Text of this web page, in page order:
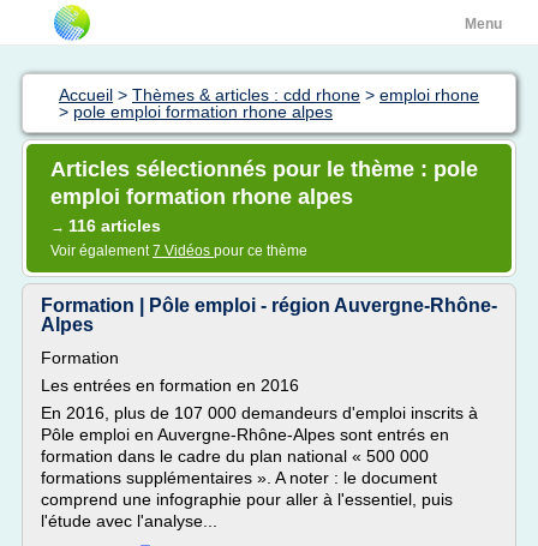
Menu
Accueil > Thèmes & articles : cdd rhone > emploi rhone
> pole emploi formation rhone alpes
Articles sélectionnés pour le thème : pole
emploi formation rhone alpes
→ 116 articles
Voir également7 Vidéos pour ce thème
Formation | Pôle emploi - région Auvergne-Rhône-
Alpes
Formation
Les entrées en formation en 2016
En 2016, plus de 107 000 demandeurs d'emploi inscrits à
Pôle emploi en Auvergne-Rhône-Alpes sont entrés en
formation dans le cadre du plan national « 500 000
formations supplémentaires ». A noter : le document
comprend une infographie pour aller à l'essentiel, puis
l'étude avec l'analyse...